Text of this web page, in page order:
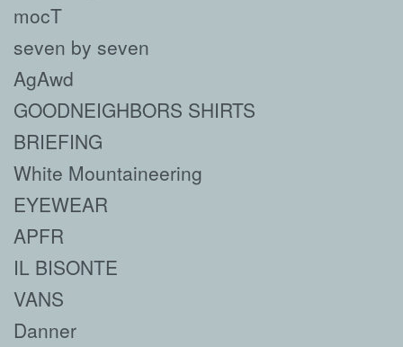
mocT
seven by seven
AgAwd
GOODNEIGHBORS SHIRTS
BRIEFING
White Mountaineering
EYEWEAR
APFR
IL BISONTE
VANS
Danner